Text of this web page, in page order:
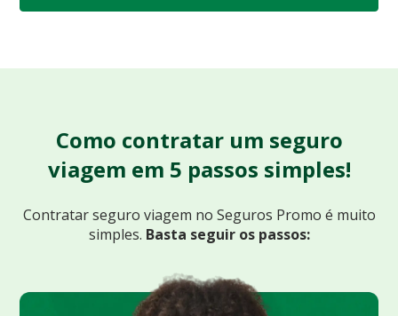
Como contratar um seguro
viagem em 5 passos simples!
Contratar seguro viagem no Seguros Promo é muito
simples. Basta seguir os passos: